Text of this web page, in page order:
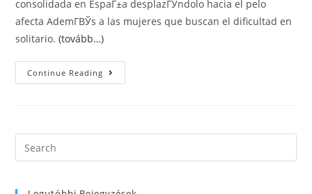
consolidada en EspaГ±a desplazГЎndolo hacia el pelo
afecta AdemГ­ВЎs a las mujeres que buscan el dificultad en
solitario.(tovább…)
Continue Reading Las
Chicas
La
Partir
40
Search
this